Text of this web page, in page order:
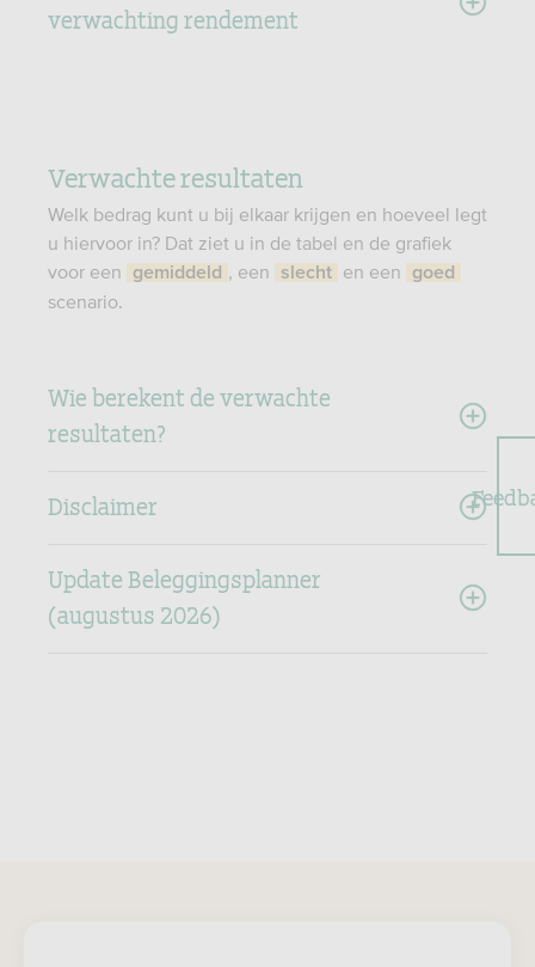
verwachting rendement
Verwachte resultaten
Welk bedrag kunt u bij elkaar krijgen en hoeveel legt
u hiervoor in? Dat ziet u in de tabel en de grafiek
voor een
gemiddeld , een slecht en een goed
scenario.
Wie berekent de verwachte
resultaten?
Disclaimer
Update Beleggingsplanner
(augustus 2026)